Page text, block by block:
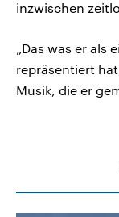
inzwischen
„Das was er als
repräsentiert
Musik, die er